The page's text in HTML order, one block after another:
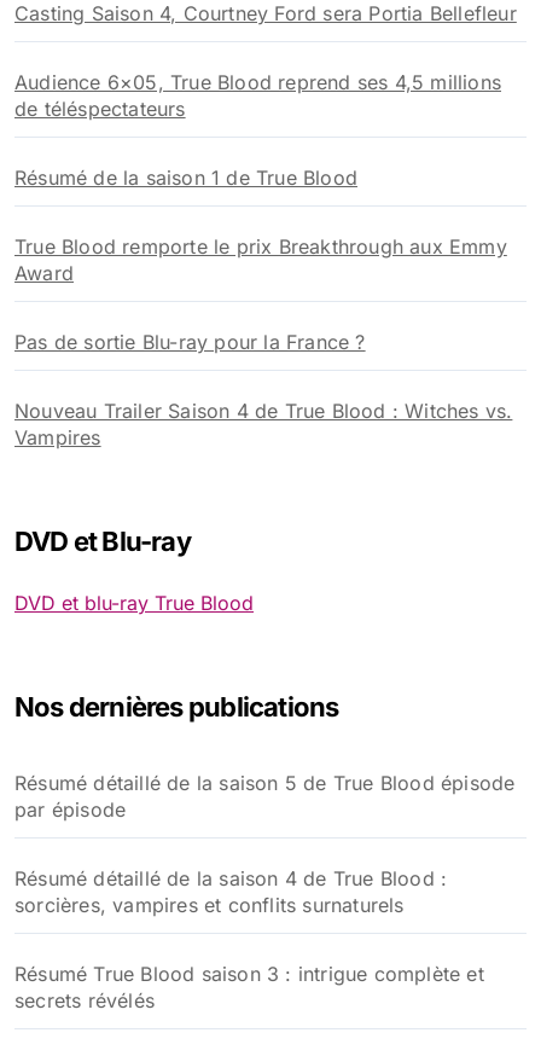
Casting Saison 4, Courtney Ford sera Portia Bellefleur
Audience 6×05, True Blood reprend ses 4,5 millions
de téléspectateurs
Résumé de la saison 1 de True Blood
True Blood remporte le prix Breakthrough aux Emmy
Award
Pas de sortie Blu-ray pour la France ?
Nouveau Trailer Saison 4 de True Blood : Witches vs.
Vampires
DVD et Blu-ray
DVD et blu-ray True Blood
Nos dernières publications
Résumé détaillé de la saison 5 de True Blood épisode
par épisode
Résumé détaillé de la saison 4 de True Blood :
sorcières, vampires et conflits surnaturels
Résumé True Blood saison 3 : intrigue complète et
secrets révélés